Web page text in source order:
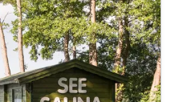
Schwalldusche
& Saunalandschaft
& Yogaraum